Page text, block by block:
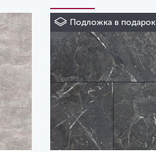
Подложка в подарок